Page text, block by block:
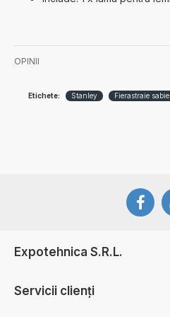
OPINII
Etichete: Stanley Fierastraie sabie
Expotehnica S.R.L.
Servicii clienți